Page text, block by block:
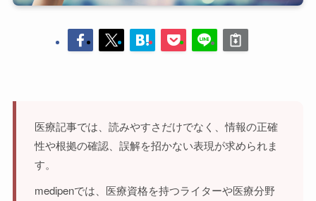
医療記事では、読みやすさだけでなく、情報の正確
性や根拠の確認、誤解を招かない表現が求められま
す。
medipenでは、医療資格を持つライターや医療分野